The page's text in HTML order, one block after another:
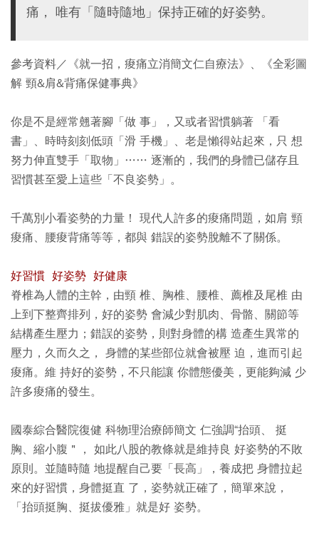
痛， 唯有「隨時隨地」保持正確的好姿勢。
參考資料／《就一招，痠痛立消簡文仁自療法》、《全彩圖
解 頸&肩&背痛保健事典》
你是不是經常翹著腳「做 事」，又或者習慣躺著 「看
書」、時時刻刻低頭「滑 手機」、老是懶得站起來，只 想
努力伸直雙手「取物」…… 逐漸的，我們的身體已儲存且
習慣甚至愛上這些「不良姿勢」。
千萬別小看姿勢的力量！ 現代人許多的痠痛問題，如肩 頸
痠痛、腰痠背痛等等，都與 錯誤的姿勢脫離不了關係。
好習慣 好姿勢 好健康
脊椎為人體的主幹，由頸 椎、胸椎、腰椎、薦椎及尾椎 由
上到下整齊排列，好的姿勢 會減少對肌肉、骨骼、關節等
結構產生壓力；錯誤的姿勢，則對身體的構 造產生異常的
壓力，久而久之， 身體的某些部位就會被壓 迫，進而引起
痠痛。維 持好的姿勢，不只能讓 你體態優美，更能夠減 少
許多痠痛的發生。
國泰綜合醫院復健 科物理治療師簡文 仁強調“抬頭、 挺
胸、縮小腹＂， 如此八股的教條就是維持良 好姿勢的不敗
原則。並隨時隨 地提醒自己要「長高」，養成把 身體拉起
來的好習慣，身體挺直 了，姿勢就正確了，簡單來說，
「抬頭挺胸、挺拔優雅」就是好 姿勢。